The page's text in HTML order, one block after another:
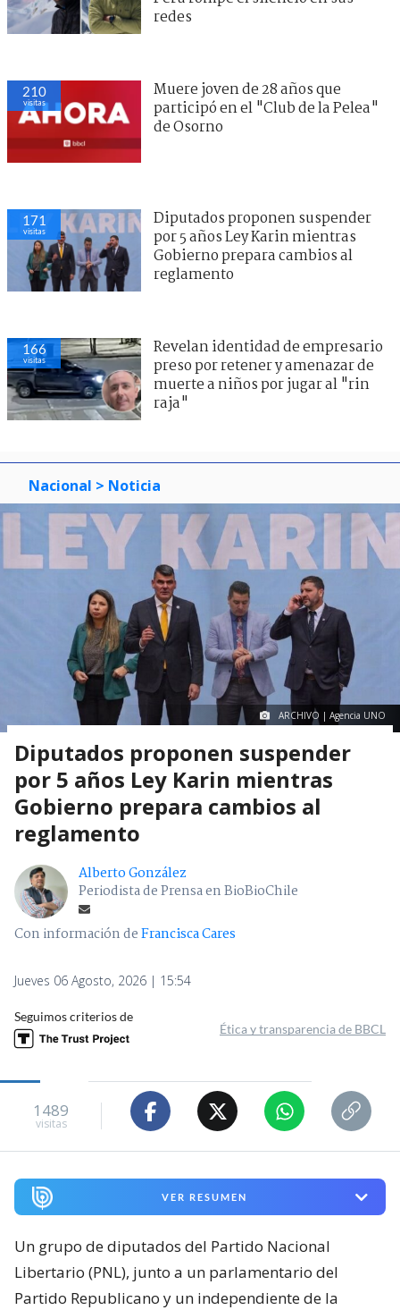
redes
210
visitas
Muere joven de 28 años que
participó en el "Club de la Pelea"
de Osorno
171
visitas
Diputados proponen suspender
por 5 años Ley Karin mientras
Gobierno prepara cambios al
reglamento
166
visitas
Revelan identidad de empresario
preso por retener y amenazar de
muerte a niños por jugar al "rin
raja"
Nacional > Noticia
ARCHIVO | Agencia UNO
Diputados proponen suspender
por 5 años Ley Karin mientras
Gobierno prepara cambios al
reglamento
Alberto González
Periodista de Prensa en BioBioChile
Con información deFrancisca Cares
Jueves 06 Agosto, 2026 | 15:54
Seguimos criterios de
Ética y transparencia de BBCL
1489
visitas
VER RESUMEN
Un grupo de diputados del Partido Nacional
Libertario (PNL), junto a un parlamentario del
Partido Republicano y un independiente de la